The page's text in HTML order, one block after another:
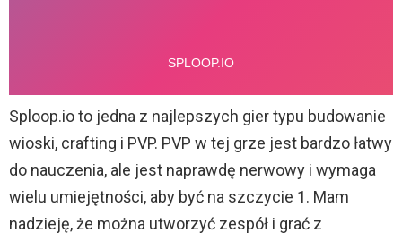
Sploop.io to jedna z najlepszych gier typu budowanie
wioski, crafting i PVP. PVP w tej grze jest bardzo łatwy
do nauczenia, ale jest naprawdę nerwowy i wymaga
wielu umiejętności, aby być na szczycie 1. Mam
nadzieję, że można utworzyć zespół i grać z